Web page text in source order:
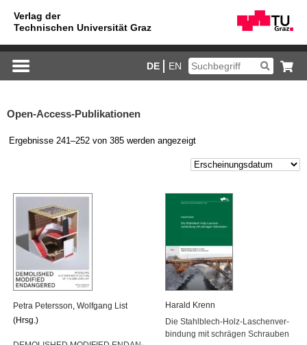
DE EN
Open-Access-Publikationen
Ergebnisse 241–252 von 385 werden angezeigt
Petra Pe­ters­son, Wolf­gang List
(Hrsg.)
Ha­rald Krenn
Die Stahl­blech-Holz-La­schen­ver­
bin­dung mit schrä­gen Schrau­ben